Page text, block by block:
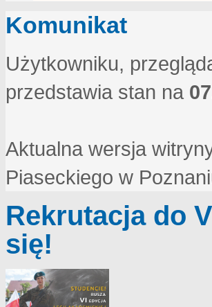
Komunikat
Użytkowniku,
przedstawia stan na
Aktualna wersja
Piaseckiego w
Rekrutacja do
się!